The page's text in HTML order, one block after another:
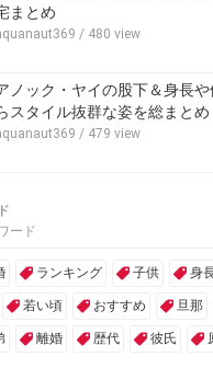
まとめ
/ 480 view
ノック・ヤイの股下＆身長
スタイル抜群な姿を総まとめ
/ 479 view
ード
ランキング 子供 身
若い頃 おすすめ 旦那
離婚 歴代 彼氏